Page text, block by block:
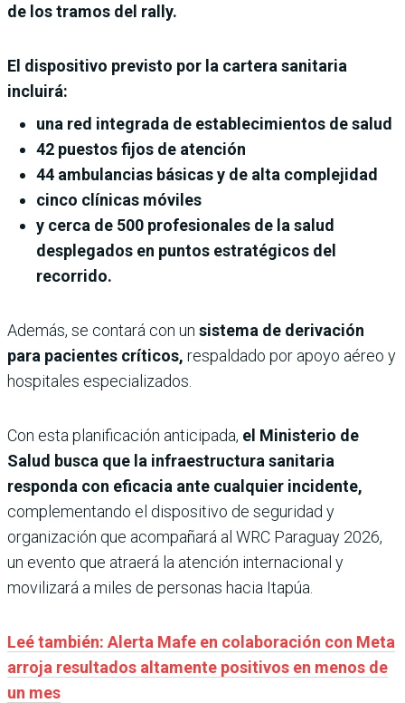
de los tramos del rally.
El dispositivo previsto por la cartera sanitaria
incluirá:
una red integrada de establecimientos de salud
42 puestos fijos de atención
44 ambulancias básicas y de alta complejidad
cinco clínicas móviles
y cerca de 500 profesionales de la salud
desplegados en puntos estratégicos del
recorrido.
Además, se contará con un sistema de derivación
para pacientes críticos, respaldado por apoyo aéreo y
hospitales especializados.
Con esta planificación anticipada, el Ministerio de
Salud busca que la infraestructura sanitaria
responda con eficacia ante cualquier incidente,
complementando el dispositivo de seguridad y
organización que acompañará al WRC Paraguay 2026,
un evento que atraerá la atención internacional y
movilizará a miles de personas hacia Itapúa.
Leé también: Alerta Mafe en colaboración con Meta
arroja resultados altamente positivos en menos de
un mes